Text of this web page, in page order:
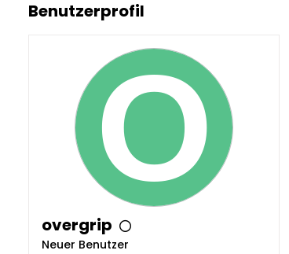
Benutzerprofil
overgrip
Neuer Benutzer